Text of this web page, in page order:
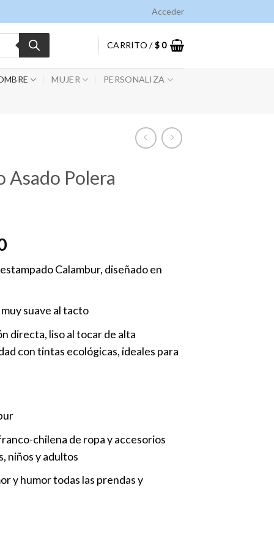
Acceder
CARRITO /$0
MUJER PERSONALIZA
Asado Polera
Calambur, diseñado en
suave al tacto
directa, liso al tocar de alta
con tintas ecológicas, ideales para
chilena de ropa y accesorios
niños y adultos
y humor todas las prendas y